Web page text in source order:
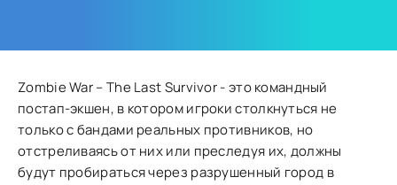
Zombie War – The Last Survivor - это командный
постап-экшен, в котором игроки столкнуться не
только с бандами реальных противников, но
отстреливаясь от них или преследуя их, должны
будут пробираться через разрушенный город в